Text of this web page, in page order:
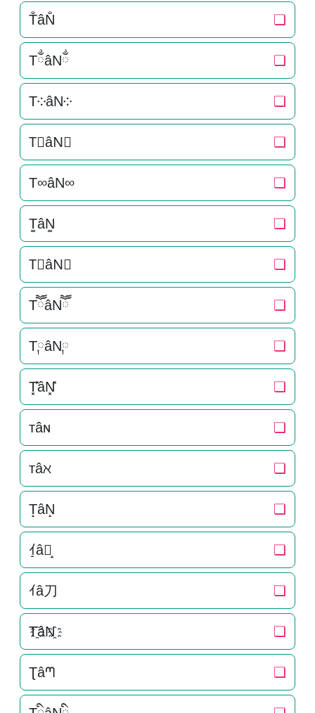
T̐âN̐ ❏
TྂâNྂ ❏
T༶âN༶ ❏
T⃕âN⃕ ❏
T∞âN∞ ❏
T͚âN͚ ❏
T⃒âN⃒ ❏
TཽâNཽ ❏
T༙âN༙ ❏
T͓̽âN͓̽ ❏
ᴛâɴ ❏
тâℵ ❏
T̝âN̝ ❏
ｲ̝â刀̝ ❏
ｲâ刀 ❏
T҈âN҈ ❏
Ʈâᘉ ❏